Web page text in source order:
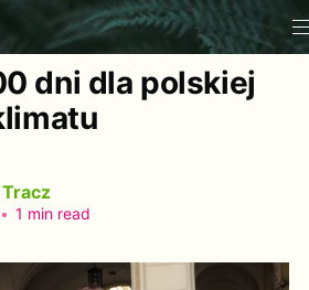
dni dla polskiej
Tracz
• 1 min read